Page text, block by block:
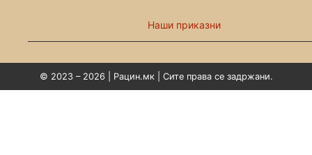
Наши приказни
© 2023 – 2026 | Рацин.мк | Сите права се задржани.